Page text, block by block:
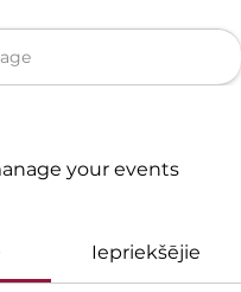
your events
Iepriekšējie